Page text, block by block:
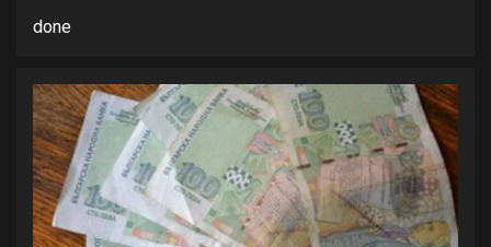
done